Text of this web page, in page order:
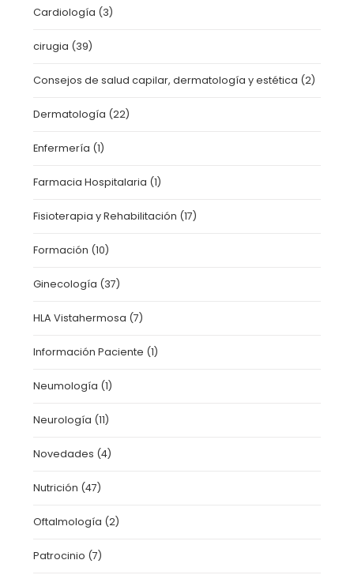
Cardiología (3)
cirugia (39)
Consejos de salud capilar, dermatología y estética (2)
Dermatología (22)
Enfermería (1)
Farmacia Hospitalaria (1)
Fisioterapia y Rehabilitación (17)
Formación (10)
Ginecología (37)
HLA Vistahermosa (7)
Información Paciente (1)
Neumología (1)
Neurología (11)
Novedades (4)
Nutrición (47)
Oftalmología (2)
Patrocinio (7)